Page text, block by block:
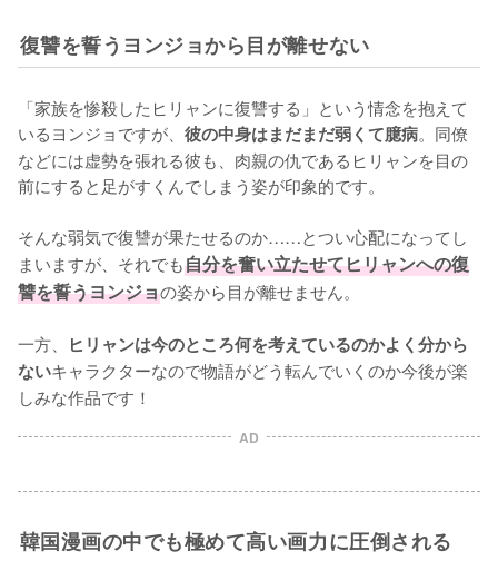
復讐を誓うヨンジョから目が離せない
「家族を惨殺したヒリャンに復讐する」という情念を抱えて
いるヨンジョですが、 彼の中身はまだまだ弱くて臆病。同僚
などには虚勢を張れる彼も、肉親の仇であるヒリャンを目の
前にすると足がすくんでしまう姿が印象的です。
そんな弱気で復讐が果たせるのか……とつい心配になってし
まいますが、それでも自分を奮い立たせてヒリャンへの復
讐を誓うヨンジョの姿から目が離せません。
一方、
ヒリャンは今のところ何を考えているのかよく分から
ないキャラクターなので物語がどう転んでいくのか今後が楽
しみな作品です！
AD
韓国漫画の中でも極めて高い画力に圧倒される